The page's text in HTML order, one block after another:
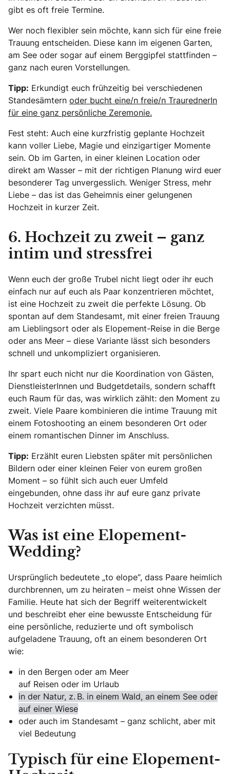
gibt es oft freie Termine.
Wer noch flexibler sein möchte, kann sich für eine freie
Trauung entscheiden. Diese kann im eigenen Garten,
am See oder sogar auf einem Berggipfel stattfinden –
ganz nach euren Vorstellungen.
Tipp: Erkundigt euch frühzeitig bei verschiedenen
Standesämtern oder bucht eine/n freie/n TraurednerIn
für eine ganz persönliche Zeremonie.
Fest steht: Auch eine kurzfristig geplante Hochzeit
kann voller Liebe, Magie und einzigartiger Momente
sein. Ob im Garten, in einer kleinen Location oder
direkt am Wasser – mit der richtigen Planung wird euer
besonderer Tag unvergesslich. Weniger Stress, mehr
Liebe – das ist das Geheimnis einer gelungenen
Hochzeit in kurzer Zeit.
6. Hochzeit zu zweit – ganz
intim und stressfrei
Wenn euch der große Trubel nicht liegt oder ihr euch
einfach nur auf euch als Paar konzentrieren möchtet,
ist eine Hochzeit zu zweit die perfekte Lösung. Ob
spontan auf dem Standesamt, mit einer freien Trauung
am Lieblingsort oder als Elopement-Reise in die Berge
oder ans Meer – diese Variante lässt sich besonders
schnell und unkompliziert organisieren.
Ihr spart euch nicht nur die Koordination von Gästen,
DienstleisterInnen und Budgetdetails, sondern schafft
euch Raum für das, was wirklich zählt: den Moment zu
zweit. Viele Paare kombinieren die intime Trauung mit
einem Fotoshooting an einem besonderen Ort oder
einem romantischen Dinner im Anschluss.
Tipp: Erzählt euren Liebsten später mit persönlichen
Bildern oder einer kleinen Feier von eurem großen
Moment – so fühlt sich auch euer Umfeld
eingebunden, ohne dass ihr auf eure ganz private
Hochzeit verzichten müsst.
Was ist eine Elopement-
Wedding?
Ursprünglich bedeutete „to elope“, dass Paare heimlich
durchbrennen, um zu heiraten – meist ohne Wissen der
Familie. Heute hat sich der Begriff weiterentwickelt
und beschreibt eher eine bewusste Entscheidung für
eine persönliche, reduzierte und oft symbolisch
aufgeladene Trauung, oft an einem besonderen Ort
wie:
in den Bergen oder am Meer
auf Reisen oder im Urlaub
in der Natur, z. B. in einem Wald, an einem See oder
auf einer Wiese
oder auch im Standesamt – ganz schlicht, aber mit
viel Bedeutung
Typisch für eine Elopement-